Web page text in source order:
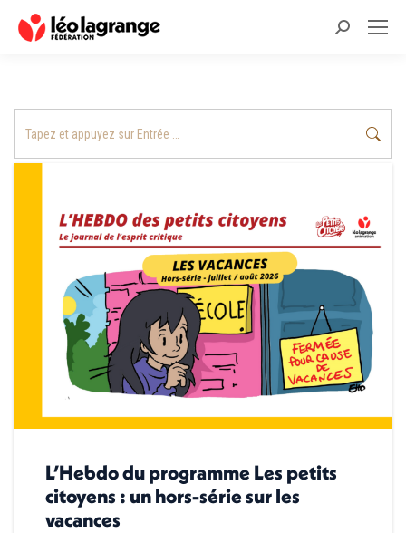
Recherche
L’Hebdo du programme Les petits
citoyens : un hors-série sur les
vacances